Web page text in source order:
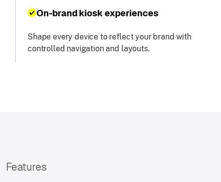
On-brand kiosk experiences
Shape every device to reflect your brand with
controlled navigation and layouts.
Features